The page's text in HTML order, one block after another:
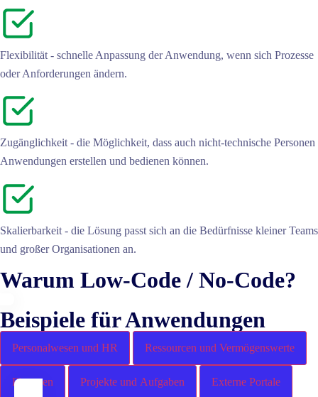
Flexibilität - schnelle Anpassung der Anwendung, wenn sich Prozesse
oder Anforderungen ändern.
Zugänglichkeit - die Möglichkeit, dass auch nicht-technische Personen
Anwendungen erstellen und bedienen können.
Skalierbarkeit - die Lösung passt sich an die Bedürfnisse kleiner Teams
und großer Organisationen an.
Warum Low-Code / No-Code?
Beispiele für Anwendungen
Personalwesen und HR Ressourcen und Vermögenswerte
Finanzen Projekte und Aufgaben Externe Portale